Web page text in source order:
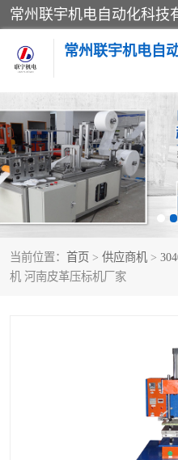
常州联宇机电自
当前位置： 首页 > 供应商机 >
机 河南皮革压标机厂家
压花定型机以及压花模具
高频热合机
超声波复合压花机
3040凹凸压花机